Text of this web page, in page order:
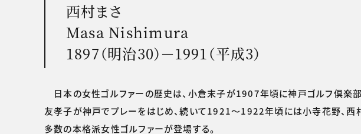
西村まさ
Masa Nishimura
1897（明治30）－1991（平成3）
日本の女性ゴルファーの歴史は、小倉末子が1907年頃に神戸ゴルフ倶楽
友孝子が神戸でプレーをはじめ、続いて1921～1922年頃には小寺花野、西
多数の本格派女性ゴルファーが登場する。